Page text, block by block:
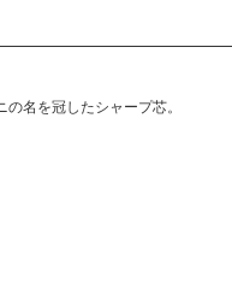
名を冠したシャープ芯。